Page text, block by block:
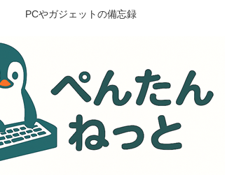
PCやガジェットの備忘録